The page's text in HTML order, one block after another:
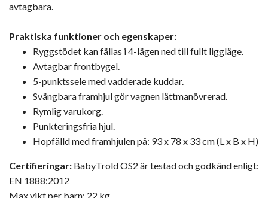
avtagbara.
Praktiska funktioner och egenskaper:
Ryggstödet kan fällas i 4-lägen ned till fullt liggläge.
Avtagbar frontbygel.
5-punktssele med vadderade kuddar.
Svängbara framhjul gör vagnen lättmanövrerad.
Rymlig varukorg.
Punkteringsfria hjul.
Hopfälld med framhjulen på: 93 x 78 x 33 cm (L x B x H)
Certifieringar: BabyTrold OS2 är testad och godkänd enligt:
EN 1888:2012
Max vikt per barn: 22 kg